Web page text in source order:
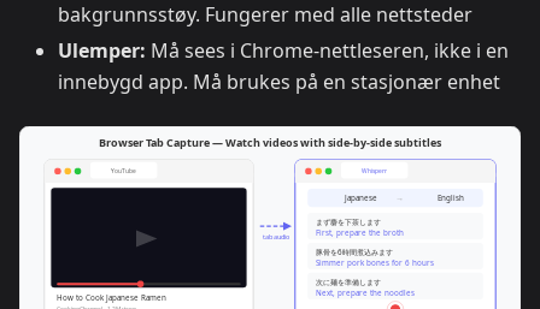
bakgrunnsstøy. Fungerer med alle nettsteder
Ulemper: Må sees i Chrome-nettleseren, ikke i en
innebygd app. Må brukes på en stasjonær enhet